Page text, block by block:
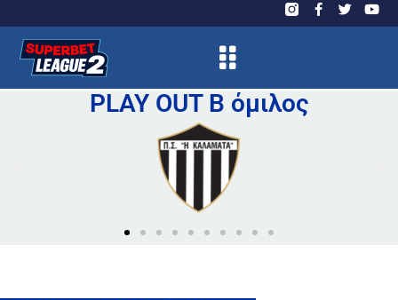
PLAY OUT Β όμιλος